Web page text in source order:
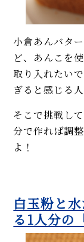
小倉あんバタ
ど、あんこを
取り入れたい
ぎると感じる
そこで挑戦し
分で作れば調
よ！
白玉粉と
る1人分の